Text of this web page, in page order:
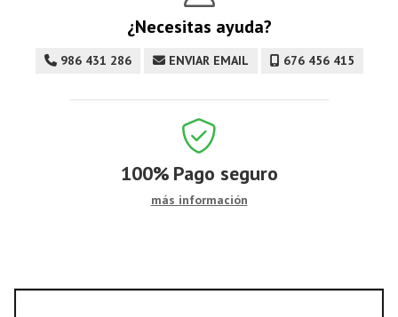
¿Necesitas ayuda?
986 431 286 ENVIAR EMAIL 676 456 415
100% Pago seguro
más información